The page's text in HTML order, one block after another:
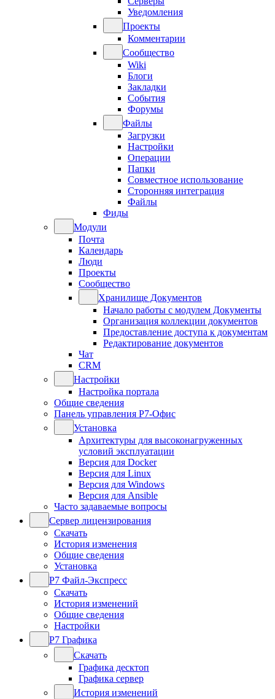
Уведомления
Проекты
Комментарии
Сообщество
Wiki
Блоги
Закладки
События
Форумы
Файлы
Загрузки
Настройки
Операции
Папки
Совместное использование
Сторонняя интеграция
Файлы
Фиды
Модули
Почта
Календарь
Люди
Проекты
Сообщество
Хранилище Документов
Начало работы с модулем Документы
Организация коллекции документов
Предоставление доступа к документам
Редактирование документов
Чат
CRM
Настройки
Настройка портала
Общие сведения
Панель управления Р7-Офис
Установка
Архитектуры для высоконагруженных
условий эксплуатации
Версия для Docker
Версия для Linux
Версия для Windows
Версия для Ansible
Часто задаваемые вопросы
Сервер лицензирования
Скачать
История изменения
Общие сведения
Установка
Р7 Файл-Экспресс
Скачать
История изменений
Общие сведения
Настройки
Р7 Графика
Скачать
Графика десктоп
Графика сервер
История изменений